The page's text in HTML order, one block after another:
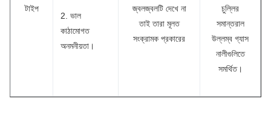
টাইপ
2. ভাল
কাঠামোগত
অনমনীয়তা।
জ্বলজ্বলটি দেখে না
তাই তারা মূলত
সংক্রামক প্রকারের
চুল্লির
সমান্তরাল
উল্লম্ব গ্যাস
নালীগুলিতে
সমর্থিত।